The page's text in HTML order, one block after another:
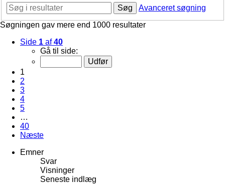
Søg
Avanceret søgning
Søgningen gav mere end 1000 resultater
Side 1 af40
Gå til side:
1
2
3
4
5
…
40
Næste
Emner
Svar
Visninger
Seneste indlæg